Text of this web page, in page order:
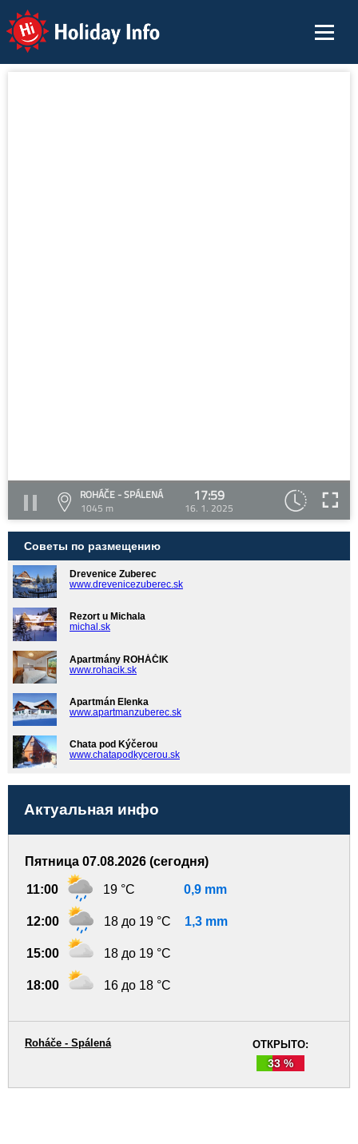
Holiday Info
ROHÁČE - SPÁLENÁ
1045 m
17:59
16. 1. 2025
Советы по размещению
Drevenice Zuberec
www.drevenicezuberec.sk
Rezort u Michala
michal.sk
Apartmány ROHÁČIK
www.rohacik.sk
Apartmán Elenka
www.apartmanzuberec.sk
Chata pod Kýčerou
www.chatapodkycerou.sk
Актуальная инфо
Пятница 07.08.2026 (сегодня)
11:00 19 °C 0,9 mm
12:00 18 до 19 °C 1,3 mm
15:00 18 до 19 °C
18:00 16 до 18 °C
ОТКРЫТО:
33 %
Roháče - Spálená